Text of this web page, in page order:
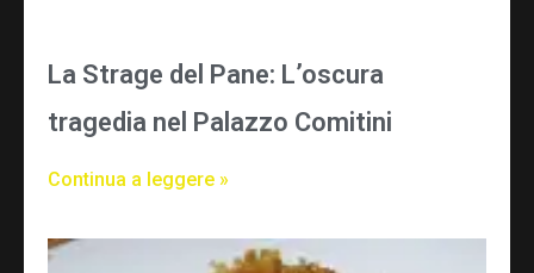
La Strage del Pane: L’oscura
tragedia nel Palazzo Comitini
Continua a leggere »